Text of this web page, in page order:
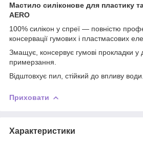
Мастило силіконове для пластику
AERO
100% силікон у спреї — повністю
консервації гумових і пластмасових
Змащує, консервує гумові прокладки у
примерзання.
Відштовхує пил, стійкий до впливу води.
Приховати
Характеристики